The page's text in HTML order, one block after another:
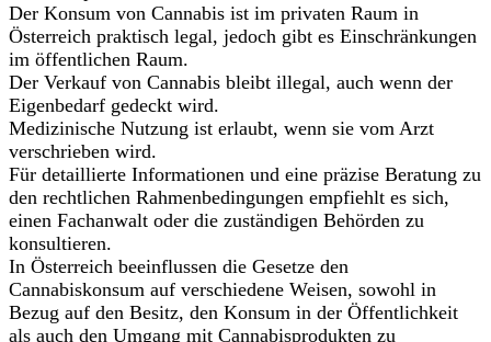
Der Konsum von Cannabis ist im privaten Raum in
Österreich praktisch legal, jedoch gibt es Einschränkungen
im öffentlichen Raum.
Der Verkauf von Cannabis bleibt illegal, auch wenn der
Eigenbedarf gedeckt wird.
Medizinische Nutzung ist erlaubt, wenn sie vom Arzt
verschrieben wird.
Für detaillierte Informationen und eine präzise Beratung zu
den rechtlichen Rahmenbedingungen empfiehlt es sich,
einen Fachanwalt oder die zuständigen Behörden zu
konsultieren.
In Österreich beeinflussen die Gesetze den
Cannabiskonsum auf verschiedene Weisen, sowohl in
Bezug auf den Besitz, den Konsum in der Öffentlichkeit
als auch den Umgang mit Cannabisprodukten zu